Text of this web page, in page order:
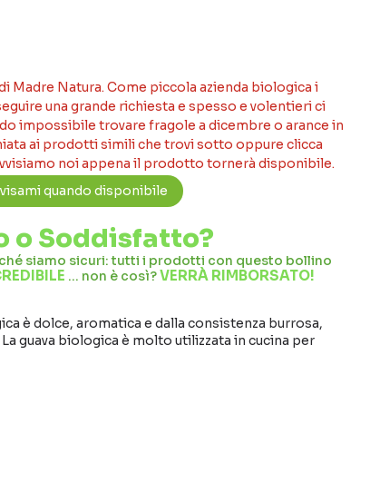
Natura. Come piccola azienda biologica i
una grande richiesta e spesso e volentieri ci
impossibile trovare fragole a dicembre o arance in
ai prodotti simili che trovi sotto oppure clicca
noi appena il prodotto tornerà disponibile.
o Soddisfatto?
siamo sicuri: tutti i prodotti con questo bollino
… non è così?VERRÀ RIMBORSATO!
è dolce, aromatica e dalla consistenza burrosa,
guava biologica è molto utilizzata in cucina per